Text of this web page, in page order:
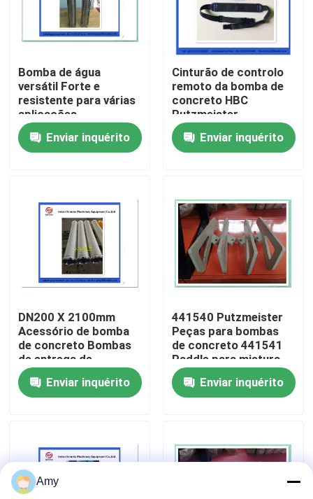
Casa
Produtos
Quem Somos
Controle de Qualidade
Fale Conosco
Peças da bomba concreta de Putzmeister
Peças da bomba concreta de Schwing
Bomba de água
versátil Forte e
resistente para várias
aplicações
Enviar inquérito
Cinturão de controlo
remoto da bomba de
concreto HBC
Putzmeister
Enviar inquérito
DN200 X 2100mm
Acessório de bomba
de concreto Bombas
de entrega de
concreto cilindro
resistente ao
desgaste Putzmeister
Enviar inquérito
441540 Putzmeister
Peças para bombas
de concreto 441541
Paddle para mistura
de bombas de
concretoEnviar inquérito
Amy